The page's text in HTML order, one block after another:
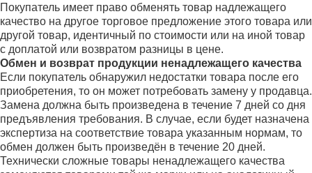
Покупатель имеет право обменять товар надлежащего
качество на другое торговое предложение этого товара или
другой товар, идентичный по стоимости или на иной товар
с доплатой или возвратом разницы в цене.
Обмен и возврат продукции ненадлежащего качества
Если покупатель обнаружил недостатки товара после его
приобретения, то он может потребовать замену у продавца.
Замена должна быть произведена в течение 7 дней со дня
предъявления требования. В случае, если будет назначена
экспертиза на соответствие товара указанным нормам, то
обмен должен быть произведён в течение 20 дней.
Технически сложные товары ненадлежащего качества